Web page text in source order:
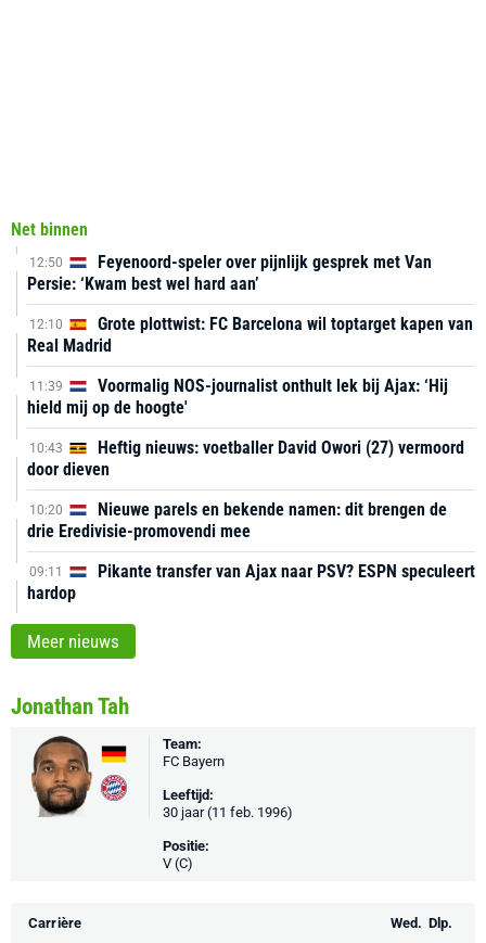
Net binnen
12:50
Feyenoord-speler over pijnlijk gesprek met Van
Persie: ‘Kwam best wel hard aan’
12:10
Grote plottwist: FC Barcelona wil toptarget kapen van
Real Madrid
11:39
Voormalig NOS-journalist onthult lek bij Ajax: ‘Hij
hield mij op de hoogte'
10:43
Heftig nieuws: voetballer David Owori (27) vermoord
door dieven
10:20
Nieuwe parels en bekende namen: dit brengen de
drie Eredivisie-promovendi mee
09:11
Pikante transfer van Ajax naar PSV? ESPN speculeert
hardop
Meer nieuws
Jonathan Tah
Team:
FC Bayern
Leeftijd:
30 jaar (11 feb. 1996)
Positie:
V (C)
Carrière Wed. Dlp.